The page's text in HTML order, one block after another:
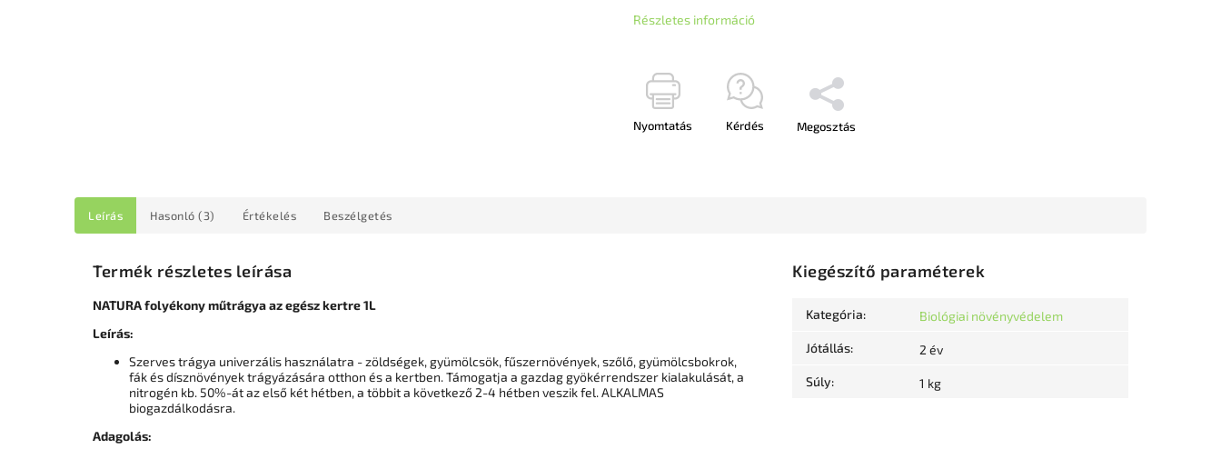
Részletes információ
Nyomtatás Kérdés Megosztás
Leírás Hasonló (3) Értékelés Beszélgetés
Termék részletes leírása
NATURA folyékony műtrágya az egész kertre 1L
Leírás:
Szerves trágya univerzális használatra - zöldségek, gyümölcsök, fűszernövények, szőlő, gyümölcsbokrok,
fák és dísznövények trágyázására otthon és a kertben. Támogatja a gazdag gyökérrendszer kialakulását, a
nitrogén kb. 50%-át az első két hétben, a többit a következő 2-4 hétben veszik fel. ALKALMAS
biogazdálkodásra.
Adagolás:
Kiegészítő paraméterek
Kategória: Biológiai növényvédelem
Jótállás: 2 év
Súly: 1 kg